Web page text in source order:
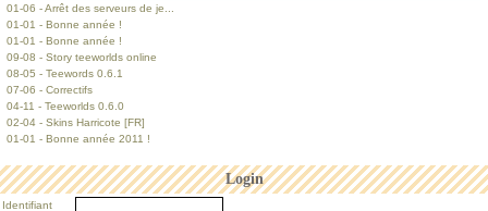
01-06 - Arrêt des serveurs de je...
01-01 - Bonne année !
01-01 - Bonne année !
09-08 - Story teeworlds online
08-05 - Teewords 0.6.1
07-06 - Correctifs
04-11 - Teeworlds 0.6.0
02-04 - Skins Harricote [FR]
01-01 - Bonne année 2011 !
Login
Identifiant